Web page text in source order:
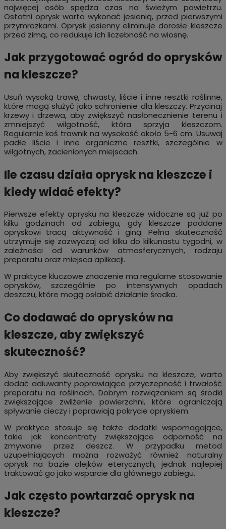
najwięcej osób spędza czas na świeżym powietrzu.
Ostatni oprysk warto wykonać jesienią, przed pierwszymi
przymrozkami. Oprysk jesienny eliminuje dorosłe kleszcze
przed zimą, co redukuje ich liczebność na wiosnę.
Jak przygotować ogród do oprysków
na kleszcze?
Usuń wysoką trawę, chwasty, liście i inne resztki roślinne,
które mogą służyć jako schronienie dla kleszczy. Przycinaj
krzewy i drzewa, aby zwiększyć nasłonecznienie terenu i
zmniejszyć wilgotność, która sprzyja kleszczom.
Regularnie koś trawnik na wysokość około 5-6 cm. Usuwaj
padłe liście i inne organiczne resztki, szczególnie w
wilgotnych, zacienionych miejscach.
Ile czasu działa oprysk na kleszcze i
kiedy widać efekty?
Pierwsze efekty oprysku na kleszcze widoczne są już po
kilku godzinach od zabiegu, gdy kleszcze poddane
opryskowi tracą aktywność i giną. Pełna skuteczność
utrzymuje się zazwyczaj od kilku do kilkunastu tygodni, w
zależności od warunków atmosferycznych, rodzaju
preparatu oraz miejsca aplikacji.
W praktyce kluczowe znaczenie ma regularne stosowanie
oprysków, szczególnie po intensywnych opadach
deszczu, które mogą osłabić działanie środka.
Co dodawać do oprysków na
kleszcze, aby zwiększyć
skuteczność?
Aby zwiększyć skuteczność oprysku na kleszcze, warto
dodać adiuwanty poprawiające przyczepność i trwałość
preparatu na roślinach. Dobrym rozwiązaniem są środki
zwiększające zwilżenie powierzchni, które ograniczają
spływanie cieczy i poprawiają pokrycie opryskiem.
W praktyce stosuje się także dodatki wspomagające,
takie jak koncentraty zwiększające odporność na
zmywanie przez deszcz. W przypadku metod
uzupełniających można rozważyć również naturalny
oprysk na bazie olejków eterycznych, jednak najlepiej
traktować go jako wsparcie dla głównego zabiegu.
Jak często powtarzać oprysk na
kleszcze?